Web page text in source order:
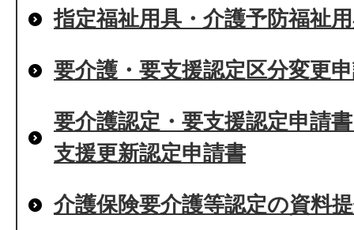
指定福祉用具・介護予防福祉
要介護・要支援認定区分変更
要介護認定・要支援認定申請
支援更新認定申請書
介護保険要介護等認定の資料